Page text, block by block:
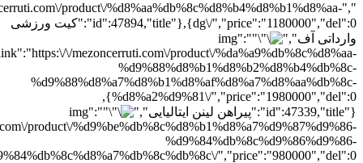
product\/%d8%aa%db%8c%d8%b4%d8%b1%d8%aa-
dg\/","price":"1180000","del":0},{"id":47894,"title":"کیت ورزشی
وارداتی آف","img":"
\/mezoncerruti.com\/product\/%da%a9%db%8c%d8%aa-
%d9%88%d8%b1%d8%b2%d8%b4%db%8c-
%d9%88%d8%a7%d8%b1%d8%af%d8%a7%d8%aa%db%8c-
%d8%a2%d9%81\/","price":"1980000","del":0},
{"id":47339,"title":"پیراهن لینن ایتالیایی","img":"
product\/%d9%be%db%8c%d8%b1%d8%a7%d9%87%d9%86-
%d9%84%db%8c%d9%86%d9%86-